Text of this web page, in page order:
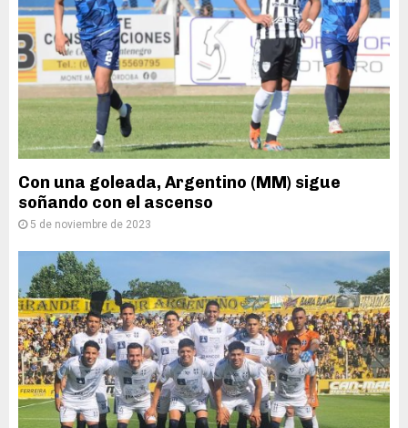
Con una goleada, Argentino (MM) sigue
soñando con el ascenso
5 de noviembre de 2023